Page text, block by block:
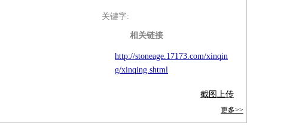
关键字:
相关链接
http://stoneage.17173.com/xinqin
g/xinqing.shtml
截图上传
更多>>